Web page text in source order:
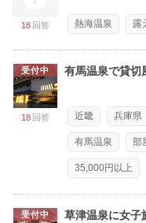
18 回答 熱海温泉 露
受付中
18 回答
有馬温泉で貸切
近畿 兵庫県
有馬温泉 部
35,000円以上
受付中 草津温泉に女子